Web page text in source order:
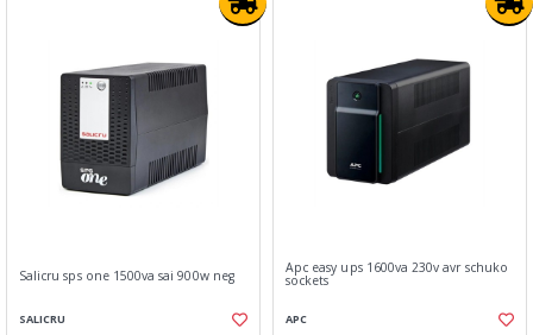
Salicru sps one 1500va sai 900w neg
SALICRU
Apc easy ups 1600va 230v avr schuko
sockets
APC